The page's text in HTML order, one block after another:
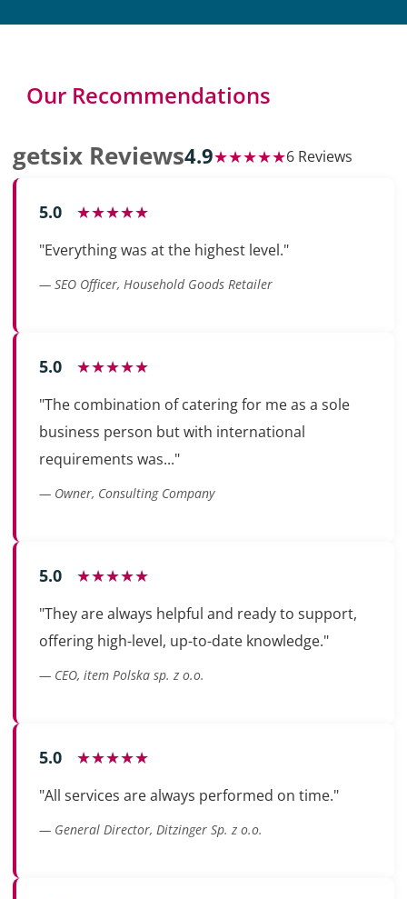
Our Recommendations
getsix Reviews4.9★★★★★6 Reviews
5.0 ★★★★★
"Everything was at the highest level."
— SEO Officer, Household Goods Retailer
5.0 ★★★★★
"The combination of catering for me as a sole
business person but with international
requirements was..."
— Owner, Consulting Company
5.0 ★★★★★
"They are always helpful and ready to support,
offering high-level, up-to-date knowledge."
— CEO, item Polska sp. z o.o.
5.0 ★★★★★
"All services are always performed on time."
— General Director, Ditzinger Sp. z o.o.